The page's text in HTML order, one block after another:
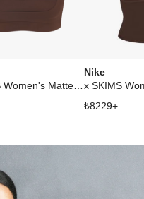
Nike
₺8229+